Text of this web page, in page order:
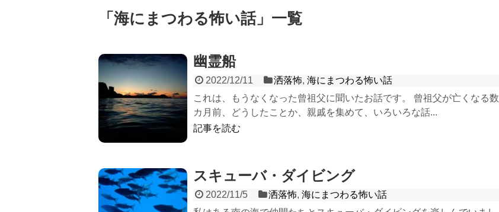
「 海にまつわる怖い話」 一覧
幽霊船
2022/12/11 洒落怖,海にまつわる怖い話
これは、もうなくなった曾祖父に聞いたお話です。 曾祖父が亡くなる数
カ月前、どうしたことか、親戚を集めて、いろいろな話...
記事を読む
スキューバ・ダイビング
2022/11/5 洒落怖,海にまつわる怖い話